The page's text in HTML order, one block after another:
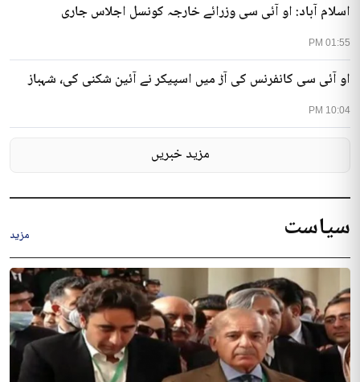
01:55 PM
اسلام آباد: او آئی سی وزرائے خارجہ کونسل اجلاس جاری
10:04 PM
او آئی سی کانفرنس کی آڑ میں اسپیکر نے آئین شکنی کی، شہباز
مزید خبریں
سیاست مزید